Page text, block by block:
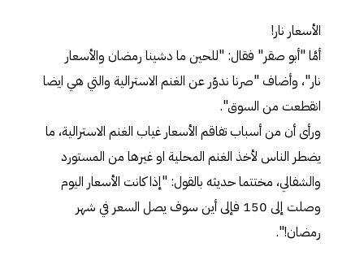
الأسعار نار!
أمَّا "أبو صقر" فقال: "للحين ما دشينا رمضان والأسعار
نار"، وأضاف "صرنا ندوّر عن الغنم الاسترالية والتي هي ايضا
انقطعت من السوق".
ورأى أن من أسباب تفاقم الأسعار غياب الغنم الاسترالية، ما
يضطر الناس لأخذ الغنم المحلية او غيرها من المستورد
والشفالي، مختتما حديثه بالقول: "إذا كانت الأسعار اليوم
وصلت إلى 150 فإلى أين سوف يصل السعر في شهر
رمضان!".